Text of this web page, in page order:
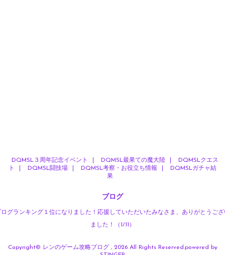
DQMSL３周年記念イベント DQMSL最果ての魔大陸
DQMSLクエス
ト
DQMSL闘技場 DQMSL考察・お役立ち情報
DQMSLガチャ結
果
ブログ
ログランキング１位になりました！応援していただいたみなさま、ありがとうござ
ました！（1/11）
Copyright© レンのゲーム攻略ブログ , 2026 All Rights Reserved.powered by